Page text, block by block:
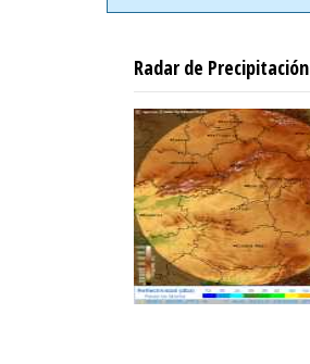
Radar de Precipitación